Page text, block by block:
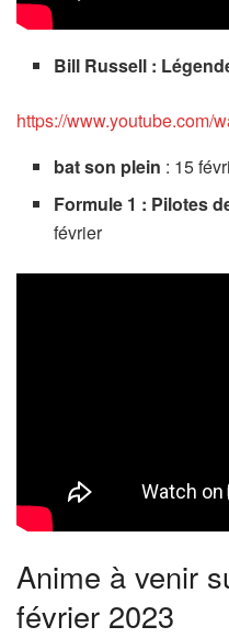
Bill Russell :
https://www.youtube.com/
bat son plein : 15
Formule 1 : Pilotes
février
Anime à venir
février 2023